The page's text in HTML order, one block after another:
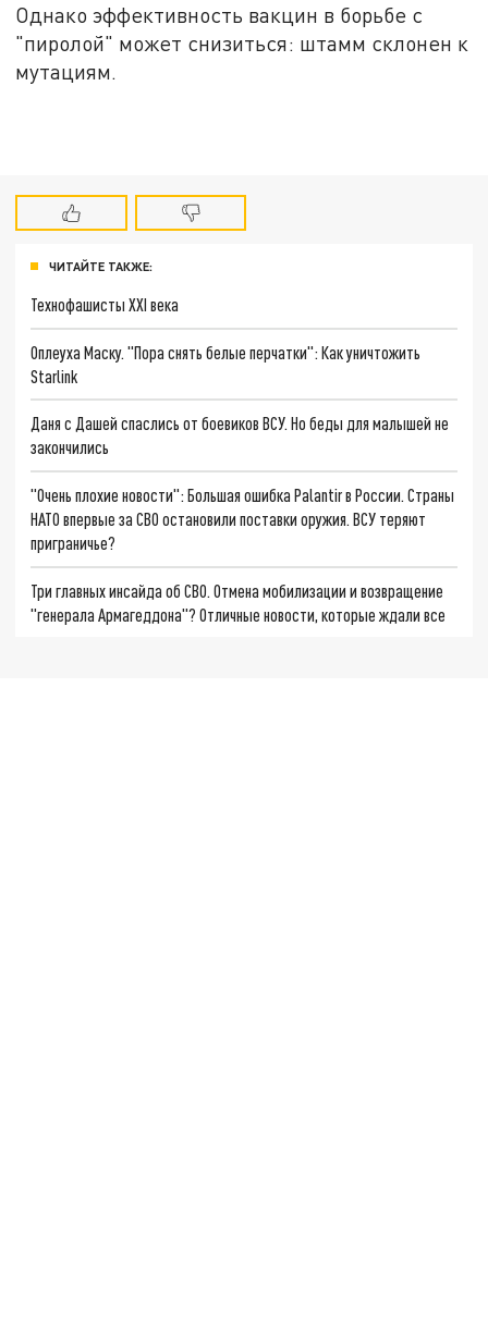
Однако эффективность вакцин в борьбе с
"пиролой" может снизиться: штамм склонен к
мутациям.
ЧИТАЙТЕ ТАКЖЕ:
Технофашисты XXI века
Оплеуха Маску. "Пора снять белые перчатки": Как уничтожить
Starlink
Даня с Дашей спаслись от боевиков ВСУ. Но беды для малышей не
закончились
"Очень плохие новости": Большая ошибка Palantir в России. Страны
НАТО впервые за СВО остановили поставки оружия. ВСУ теряют
приграничье?
Три главных инсайда об СВО. Отмена мобилизации и возвращение
"генерала Армагеддона"? Отличные новости, которые ждали все